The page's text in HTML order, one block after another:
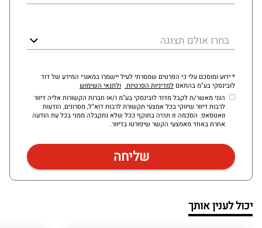
בחרו אולם תצוגה
* ידוע ומוסכם עלי כי הפרטים שמסרתי לעיל יישמרו במאגרי המידע של דוד
לובינסקי בע"מ בהתאםלמדיניות הפרטיות ולתנאי השימוש
הנני מאשר/ת לקבל מדוד לובינסקי בע"מ ו/או חברות הקשורות אליה דיוור
לרבות דיוור שיווקי בכל אמצעי תקשורת לרבות דוא"ל, מסרונים, הודעות
וואטסאפ. הסכמה זו תהיה בתוקף ככל שלא נתקבלה ממני בכל עת הודעה
אחרת באחד מאמצעי הקשר שיפורטו בדיוור.
יכול לענין אותך